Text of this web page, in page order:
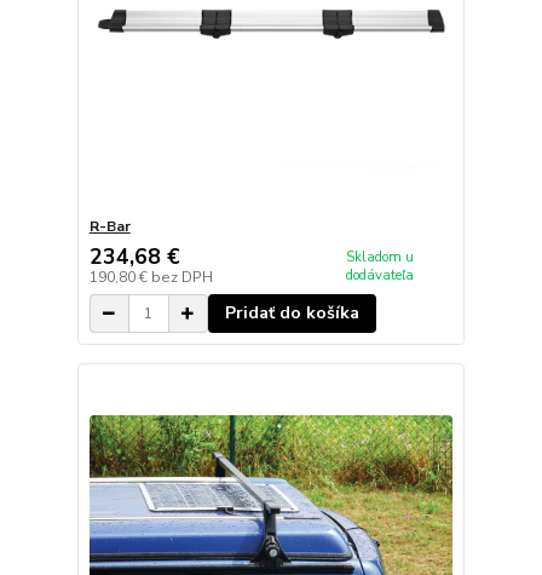
R-Bar
234,68 €
190,80 € bez DPH
Skladom u
dodávateľa
Pridať do košíka